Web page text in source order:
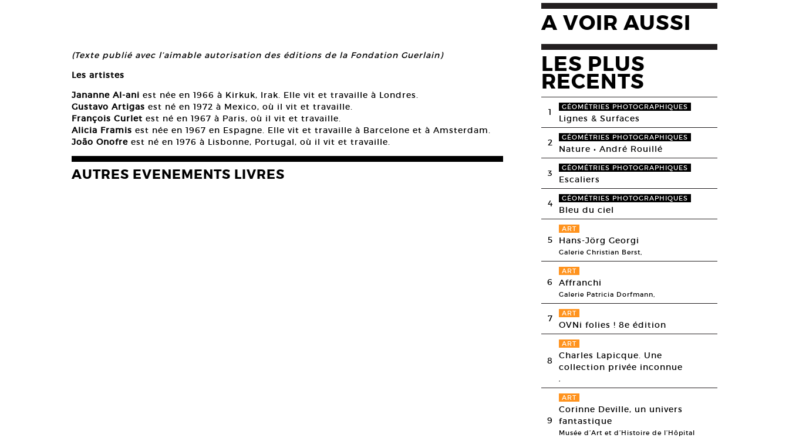
(Texte publié avec l’aimable autorisation des éditions de la Fondation Guerlain)
Les artistes
Jananne Al-ani est née en 1966 à Kirkuk, Irak. Elle vit et travaille à Londres.
Gustavo Artigas est né en 1972 à Mexico, où il vit et travaille.
François Curlet est né en 1967 à Paris, où il vit et travaille.
Alicia Framis est née en 1967 en Espagne. Elle vit et travaille à Barcelone et à Amsterdam.
João Onofre est né en 1976 à Lisbonne, Portugal, où il vit et travaille.
AUTRES EVENEMENTS LIVRES
A VOIR AUSSI
LES PLUS
RECENTS
1 GÉOMÉTRIES PHOTOGRAPHIQUES
Lignes & Surfaces
2 GÉOMÉTRIES PHOTOGRAPHIQUES
Nature • André Rouillé
3 GÉOMÉTRIES PHOTOGRAPHIQUES
Escaliers
4 GÉOMÉTRIES PHOTOGRAPHIQUES
Bleu du ciel
5
ART
Hans-Jörg Georgi
Galerie Christian Berst,
6
ART
Affranchi
Galerie Patricia Dorfmann,
7 ART
OVNi folies ! 8e édition
8
ART
Charles Lapicque. Une
collection privée inconnue
,
9
ART
Corinne Deville, un univers
fantastique
Musée d’Art et d’Histoire de l’Hôpital